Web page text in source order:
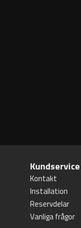
Kundservice
Kontakt
Installation
Reservdelar
Vanliga frågor